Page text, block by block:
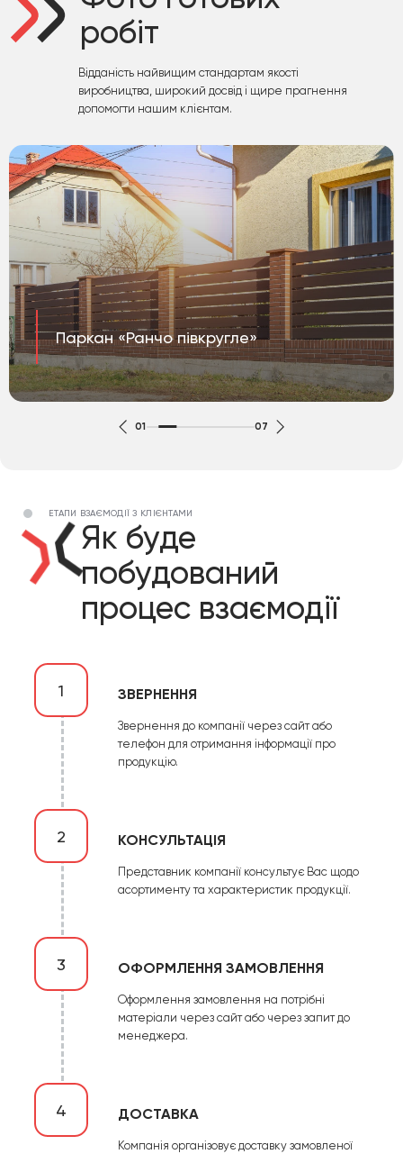
робіт
Відданість найвищим стандартам якості
виробництва, широкий досвід і щире прагнення
допомогти нашим клієнтам.
Паркан «Ранчо півкругле»
01 07
ЕТАПИ ВЗАЄМОДІЇ З КЛІЄНТАМИ
Як буде
побудований
процес взаємодії
1 ЗВЕРНЕННЯ
Звернення до компанії через сайт або
телефон для отримання інформації про
продукцію.
2 КОНСУЛЬТАЦІЯ
Представник компанії консультує Вас щодо
асортименту та характеристик продукції.
3 ОФОРМЛЕННЯ ЗАМОВЛЕННЯ
Оформлення замовлення на потрібні
матеріали через сайт або через запит до
менеджера.
4 ДОСТАВКА
Компанія організовує доставку замовленої